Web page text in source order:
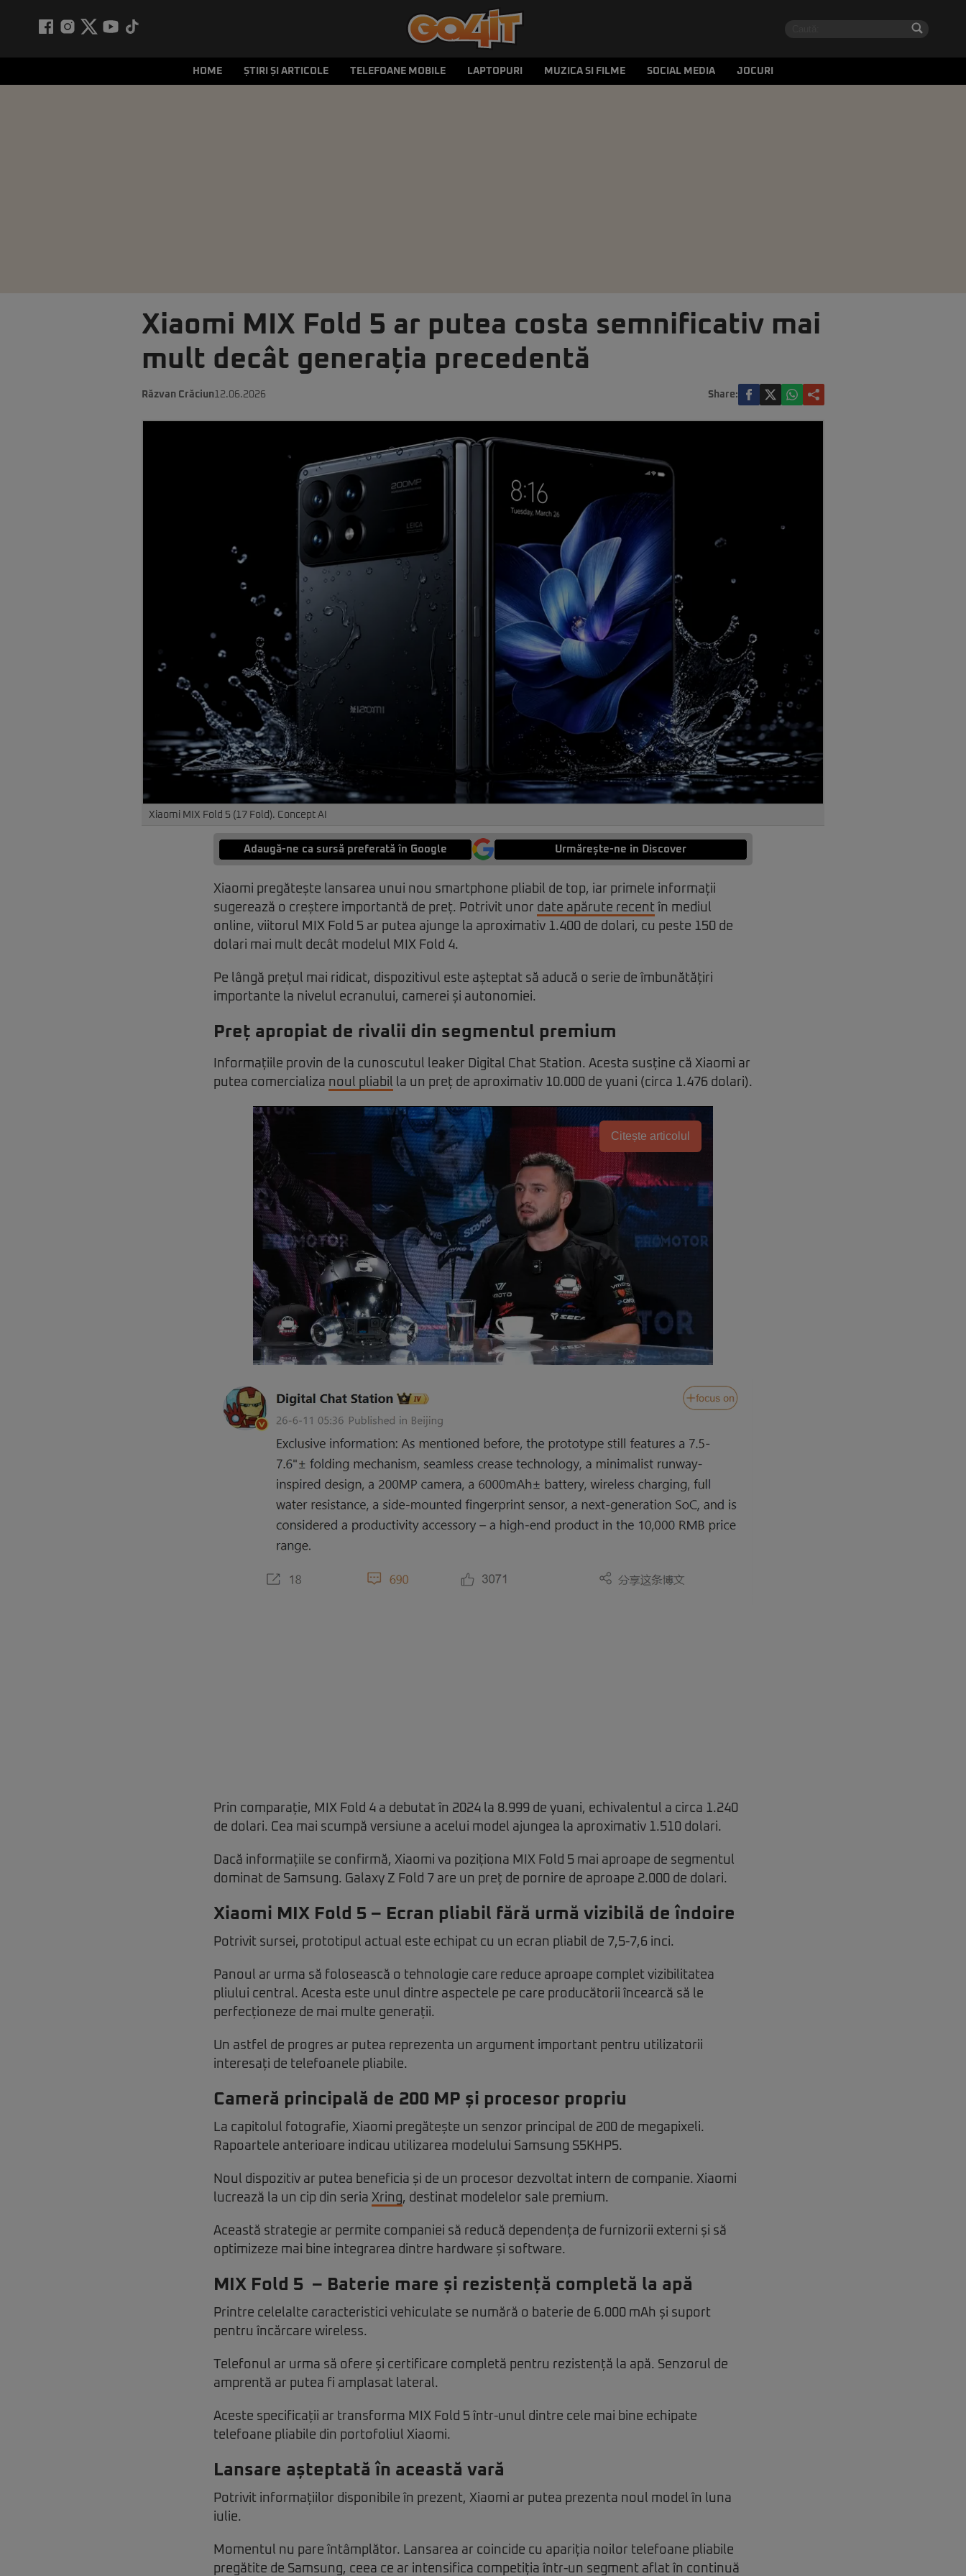
HOME ȘTIRI ȘI ARTICOLE TELEFOANE MOBILE LAPTOPURI MUZICA SI FILME SOCIAL MEDIA JOCURI
Xiaomi MIX Fold 5 ar putea costa semnificativ mai
mult decât generația precedentă
Răzvan Crăciun12.06.2026 Share:
Xiaomi MIX Fold 5 (17 Fold). Concept AI
Adaugă-ne ca sursă preferată în Google Urmărește-ne in Discover
Xiaomi pregătește lansarea unui nou smartphone pliabil de top, iar primele informații
sugerează o creștere importantă de preț. Potrivit unor date apărute recent în mediul
online, viitorul MIX Fold 5 ar putea ajunge la aproximativ 1.400 de dolari, cu peste 150 de
dolari mai mult decât modelul MIX Fold 4.
Pe lângă prețul mai ridicat, dispozitivul este așteptat să aducă o serie de îmbunătățiri
importante la nivelul ecranului, camerei și autonomiei.
Preț apropiat de rivalii din segmentul premium
Informațiile provin de la cunoscutul leaker Digital Chat Station. Acesta susține că Xiaomi ar
putea comercializa noul pliabil la un preț de aproximativ 10.000 de yuani (circa 1.476 dolari).
Citește articolul
Prin comparație, MIX Fold 4 a debutat în 2024 la 8.999 de yuani, echivalentul a circa 1.240
de dolari. Cea mai scumpă versiune a acelui model ajungea la aproximativ 1.510 dolari.
Dacă informațiile se confirmă, Xiaomi va poziționa MIX Fold 5 mai aproape de segmentul
dominat de Samsung. Galaxy Z Fold 7 are un preț de pornire de aproape 2.000 de dolari.
Xiaomi MIX Fold 5 – Ecran pliabil fără urmă vizibilă de îndoire
Potrivit sursei, prototipul actual este echipat cu un ecran pliabil de 7,5-7,6 inci.
Panoul ar urma să folosească o tehnologie care reduce aproape complet vizibilitatea
pliului central. Acesta este unul dintre aspectele pe care producătorii încearcă să le
perfecționeze de mai multe generații.
Un astfel de progres ar putea reprezenta un argument important pentru utilizatorii
interesați de telefoanele pliabile.
Cameră principală de 200 MP și procesor propriu
La capitolul fotografie, Xiaomi pregătește un senzor principal de 200 de megapixeli.
Rapoartele anterioare indicau utilizarea modelului Samsung S5KHP5.
Noul dispozitiv ar putea beneficia și de un procesor dezvoltat intern de companie. Xiaomi
lucrează la un cip din seria Xring, destinat modelelor sale premium.
Această strategie ar permite companiei să reducă dependența de furnizorii externi și să
optimizeze mai bine integrarea dintre hardware și software.
MIX Fold 5 – Baterie mare și rezistență completă la apă
Printre celelalte caracteristici vehiculate se numără o baterie de 6.000 mAh și suport
pentru încărcare wireless.
Telefonul ar urma să ofere și certificare completă pentru rezistență la apă. Senzorul de
amprentă ar putea fi amplasat lateral.
Aceste specificații ar transforma MIX Fold 5 într-unul dintre cele mai bine echipate
telefoane pliabile din portofoliul Xiaomi.
Lansare așteptată în această vară
Potrivit informațiilor disponibile în prezent, Xiaomi ar putea prezenta noul model în luna
iulie.
Momentul nu pare întâmplător. Lansarea ar coincide cu apariția noilor telefoane pliabile
pregătite de Samsung, ceea ce ar intensifica competiția într-un segment aflat în continuă